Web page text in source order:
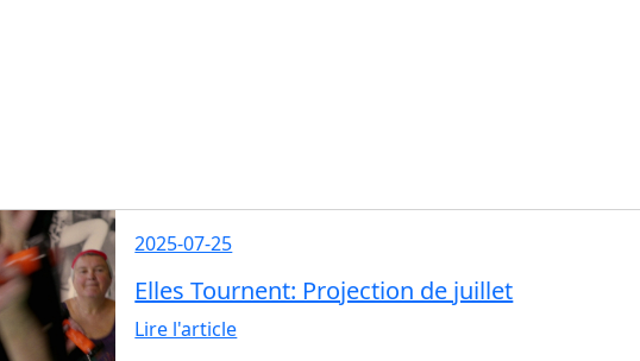
2025-07-25
Elles Tournent: Projection de juillet
Lire l'article